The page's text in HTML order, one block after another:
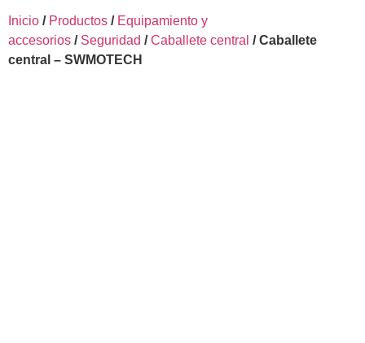
Inicio / Productos / Equipamiento y
accesorios / Seguridad /Caballete central / Caballete
central – SWMOTECH